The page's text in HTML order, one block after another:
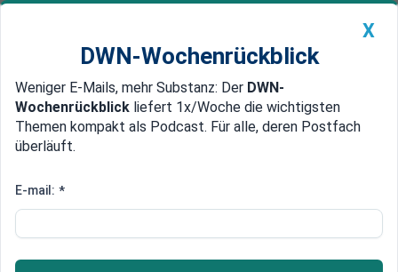
Newsticker MEIN DWN: Geldanlage Premium
Edelmetalle DWN-Magazin China
Sozialleistungen belasten
erneut
X
DWN-Wochenrückblick
Weniger E-Mails, mehr Substanz: Der DWN-
Wochenrückblick liefert 1x/Woche die wichtigsten
Themen kompakt als Podcast. Für alle, deren Postfach
überläuft.
E-mail: *